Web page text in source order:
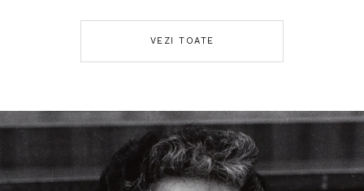
VEZI TOATE